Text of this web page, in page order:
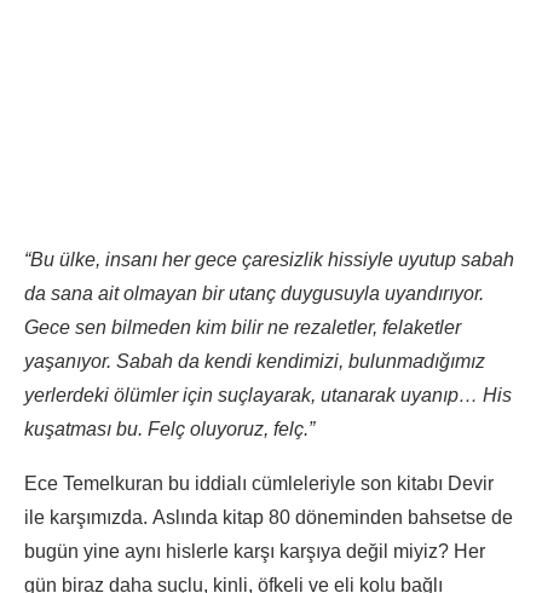
“Bu ülke, insanı her gece çaresizlik hissiyle uyutup sabah
da sana ait olmayan bir utanç duygusuyla uyandırıyor.
Gece sen bilmeden kim bilir ne rezaletler, felaketler
yaşanıyor. Sabah da kendi kendimizi, bulunmadığımız
yerlerdeki ölümler için suçlayarak, utanarak uyanıp… His
kuşatması bu. Felç oluyoruz, felç.”
Ece Temelkuran bu iddialı cümleleriyle son kitabı Devir
ile karşımızda. Aslında kitap 80 döneminden bahsetse de
bugün yine aynı hislerle karşı karşıya değil miyiz? Her
gün biraz daha suçlu, kinli, öfkeli ve eli kolu bağlı